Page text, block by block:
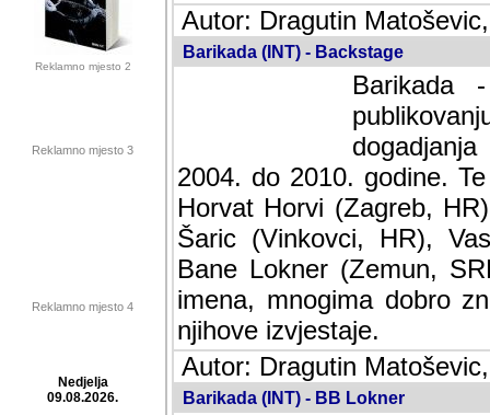
Reklamno mjesto 2
Reklamno mjesto 3
Reklamno mjesto 4
Autor: Dragutin
Barikada (INT) - Backstage
Barikada
2004. do 2010. godine.
Horvat Horvi (Zagreb,
Šaric (Vinkovci, HR),
Bane Lokner (Zemun,
imena, mnogima dobro
njihove izvjestaje.
Autor: Dragutin
Barikada (INT) - BB Lokner